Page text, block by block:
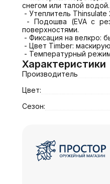
снегом или талой водой.
поверхностями.
- Температурный
Характеристики
Производитель
Цвет:
Сезон: